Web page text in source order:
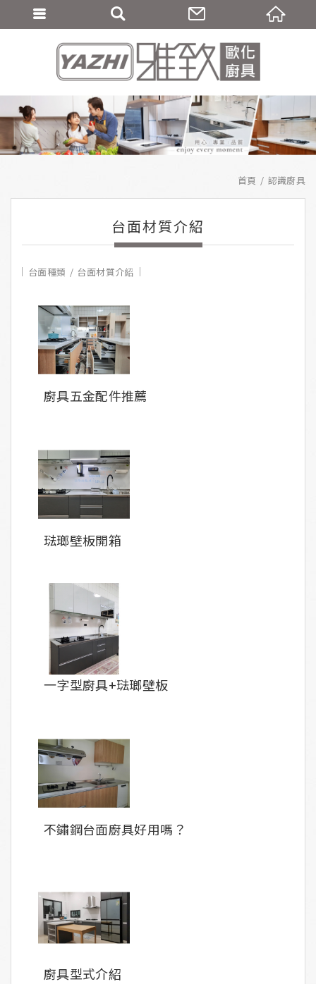
首頁 認識廚具
台面材質介紹
台面種類 台面材質介紹
廚具五金配件推薦
琺瑯壁板開箱
一字型廚具+琺瑯壁板
不鏽鋼台面廚具好用嗎？
廚具型式介紹